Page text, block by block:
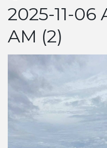
2025-11-06
AM (2)